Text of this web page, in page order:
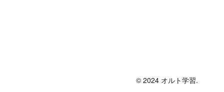
© 2024 オルト学習.